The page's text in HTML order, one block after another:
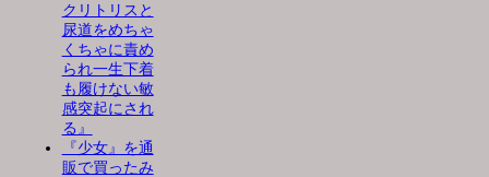
クリトリスと
尿道をめちゃ
くちゃに責め
られ一生下着
も履けない敏
感突起にされ
る』
『少女』を通
販で買ったみ